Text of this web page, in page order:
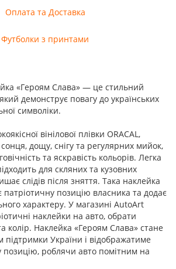
Оплата та Доставка
Футболки з принтами
«Героям Слава» — це стильний
демонструє повагу до українських
символіки.
вінілової плівки ORACAL,
дощу, снігу та регулярних мийок,
та яскравість кольорів. Легка
для скляних та кузовних
слідів після зняття. Така наклейка
патріотичну позицію власника та додає
характеру. У магазині AutoArt
наклейки на авто, обрати
колір. Наклейка «Героям Слава» стане
України і відображатиме
позицію, роблячи авто помітним на